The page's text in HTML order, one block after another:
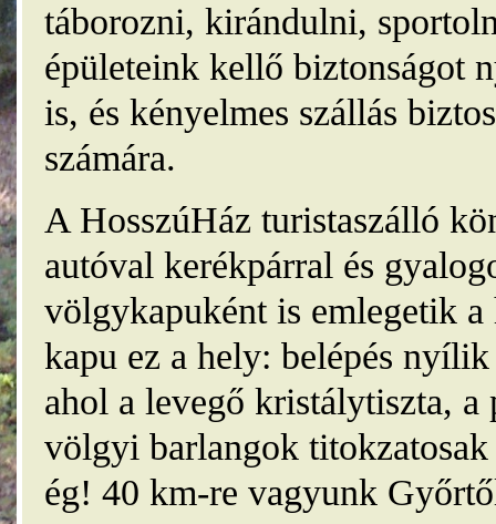
táborozni, kirándulni,
épületeink kellő biztonságot
is, és kényelmes szállás
számára.
A HosszúHáz turistaszálló
autóval kerékpárral és
völgykapuként is emlegetik
kapu ez a hely: belépés
ahol a levegő kristálytiszta, a
völgyi barlangok
ég! 40 km-re vagyunk